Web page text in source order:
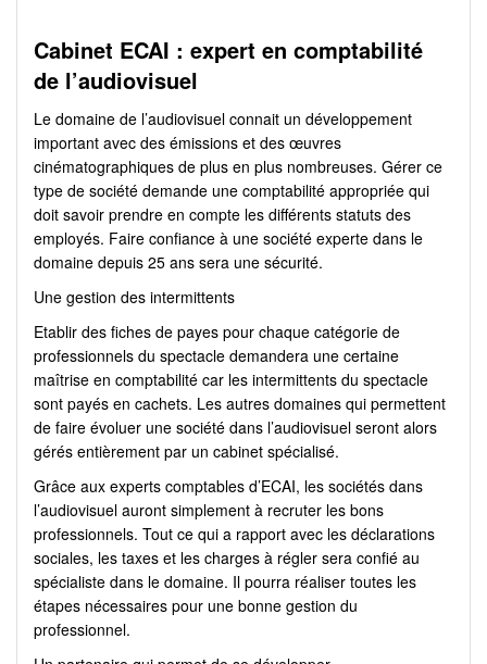
Cabinet ECAI : expert en comptabilité
de l’audiovisuel
Le domaine de l’audiovisuel connait un développement
important avec des émissions et des œuvres
cinématographiques de plus en plus nombreuses. Gérer ce
type de société demande une comptabilité appropriée qui
doit savoir prendre en compte les différents statuts des
employés. Faire confiance à une société experte dans le
domaine depuis 25 ans sera une sécurité.
Une gestion des intermittents
Etablir des fiches de payes pour chaque catégorie de
professionnels du spectacle demandera une certaine
maîtrise en comptabilité car les intermittents du spectacle
sont payés en cachets. Les autres domaines qui permettent
de faire évoluer une société dans l’audiovisuel seront alors
gérés entièrement par un cabinet spécialisé.
Grâce aux experts comptables d’ECAI, les sociétés dans
l’audiovisuel auront simplement à recruter les bons
professionnels. Tout ce qui a rapport avec les déclarations
sociales, les taxes et les charges à régler sera confié au
spécialiste dans le domaine. Il pourra réaliser toutes les
étapes nécessaires pour une bonne gestion du
professionnel.